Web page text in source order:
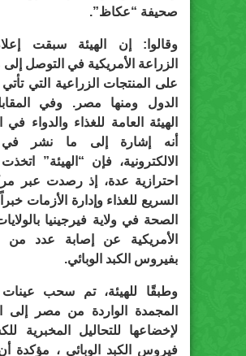
صحيفة “عكاظ”.
وقالوا: إن الهيئة سبقت
الزراعة الأمريكية في التوصل
على المنتجات الزراعية التي
الدول ومنها مصر. وفي
الهيئة العامة للغذاء والدواء في
أنه إشارة إلى ما نشر في
الالكترونية، فإن “الهيئة”
احترازية عدة، إذ رصدت عبر
السريع للغذاء وإدارة الأزمات
الصحة في ولاية فيرجينيا
الأمريكية عن إصابة عدد من
بفيروس الكبد الوبائي.
وطبقًا للهيئة، تم سحب عينات
المجمدة الواردة من مصر إلى
لإخضاعها للتحاليل المخبرية
فيروس الكبد الوبائي ، مؤكدة أن